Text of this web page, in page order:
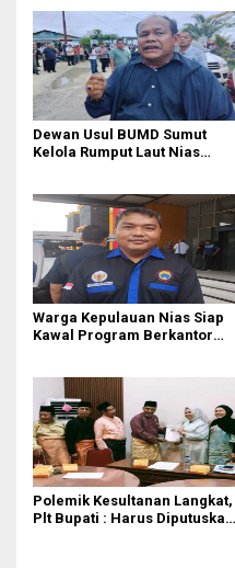
Dewan Usul BUMD Sumut
Kelola Rumput Laut Nias
Warga Kepulauan Nias Siap
Kawal Program Berkantor
Polemik Kesultanan Langkat,
Plt Bupati : Harus Diputuskan